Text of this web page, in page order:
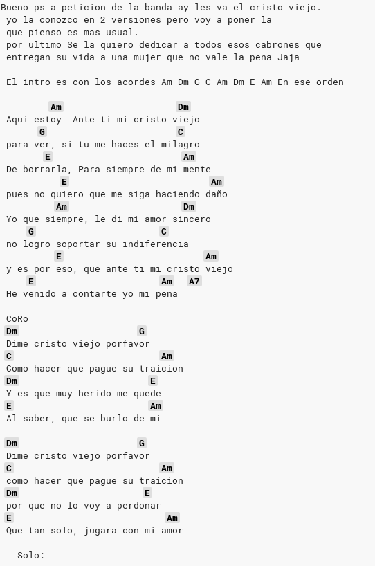
Bueno ps a peticion de la banda ay les va el cristo viejo.
yo la conozco en 2 versiones pero voy a poner la
que pienso es mas usual.
por ultimo Se la quiero dedicar a todos esos cabrones que
entregan su vida a una mujer que no vale la pena Jaja
El intro es con los acordes Am-Dm-G-C-Am-Dm-E-Am En ese orden
Am
Dm
Aqui estoy  Ante ti mi cristo viejo
G
C
para ver, si tu me haces el milagro
E
Am
De borrarla, Para siempre de mi mente
E
Am
pues no quiero que me siga haciendo daño
Am
Dm
Yo que siempre, le di mi amor sincero
G
C
no logro soportar su indiferencia
E
Am
y es por eso, que ante ti mi cristo viejo
E
Am
A7
He venido a contarte yo mi pena
CoRo
Dm
G
Dime cristo viejo porfavor
C
Am
Como hacer que pague su traicion
Dm
E
Y es que muy herido me quede
E
Am
Al saber, que se burlo de mi
Dm
G
Dime cristo viejo porfavor
C
Am
como hacer que pague su traicion
Dm
E
por que no lo voy a perdonar
E
Am
Que tan solo, jugara con mi amor
   Solo: